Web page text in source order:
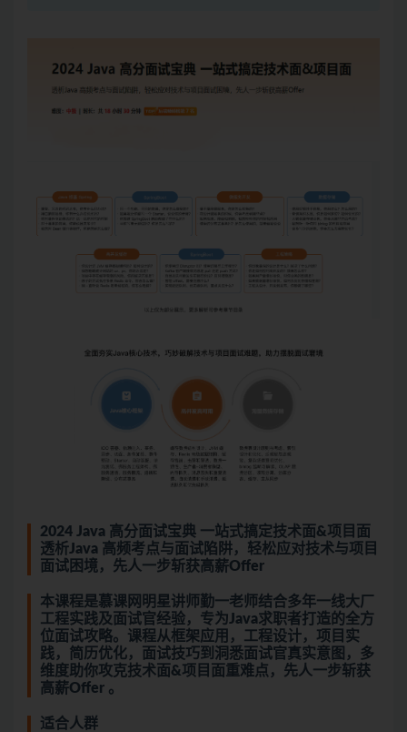
2024 Java 高分面试宝典 一站式搞定技术面&项目面
透析Java 高频考点与面试陷阱，轻松应对技术与项目
面试困境，先人一步斩获高薪Offer
本课程是慕课网明星讲师勤一老师结合多年一线大厂
工程实践及面试官经验，专为Java求职者打造的全方
位面试攻略。课程从框架应用，工程设计，项目实
践，简历优化，面试技巧到洞悉面试官真实意图，多
维度助你攻克技术面&项目面重难点，先人一步斩获
高薪Offer 。
适合人群